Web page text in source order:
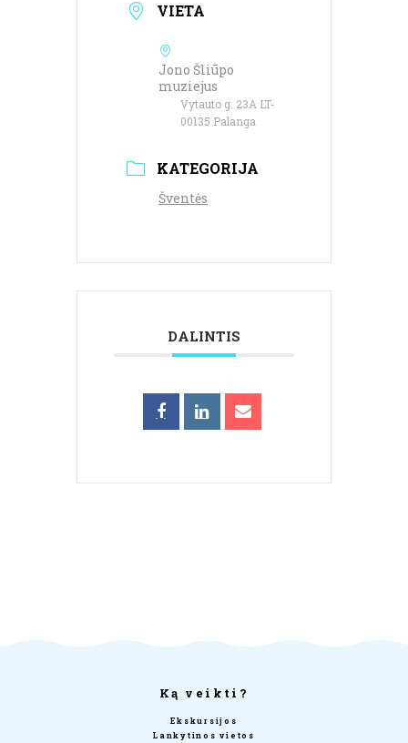
VIETA
Jono Šliūpo
muziejus
Vytauto g. 23A LT-
00135 Palanga
KATEGORIJA
Šventės
DALINTIS
Ką veikti?
Ekskursijos
Lankytinos vietos